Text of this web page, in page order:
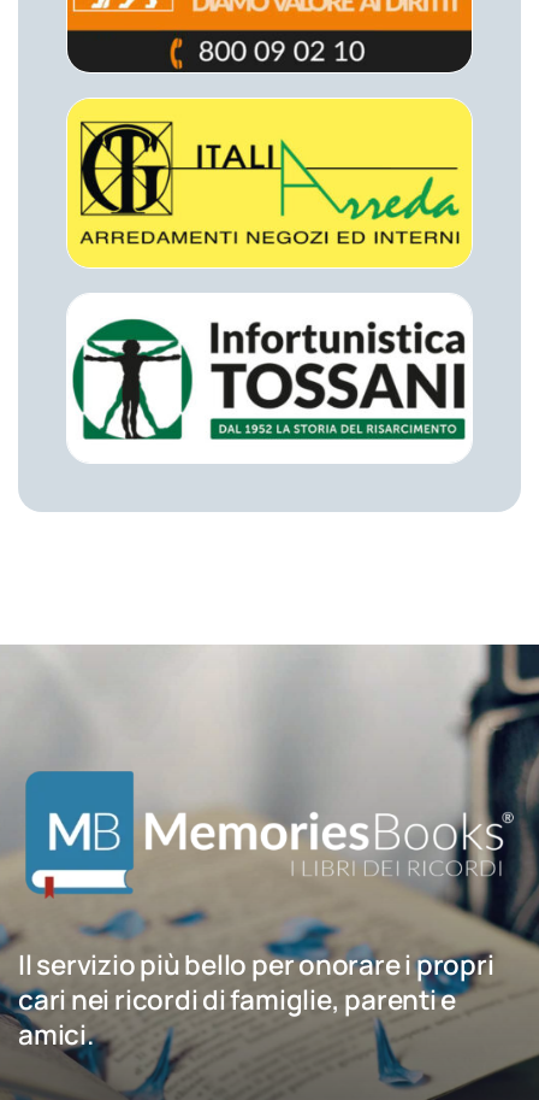
Il servizio più bello per onorare i propri
cari nei ricordi di famiglie, parenti e
amici.